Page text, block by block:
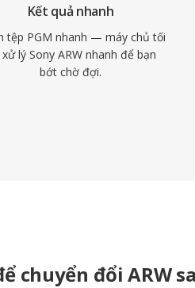
Kết quả nhanh
tệp PGM nhanh — máy chủ tối
lý Sony ARW nhanh để bạn
bớt chờ đợi.
chuyển đổi ARW